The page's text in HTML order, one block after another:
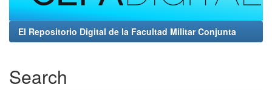
El Repositorio Digital de la Facultad Militar Conjunta
Search